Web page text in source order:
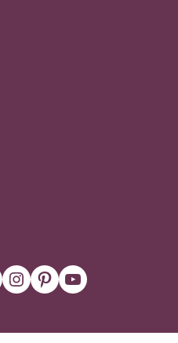
Instagram
Pinterest
YouTube